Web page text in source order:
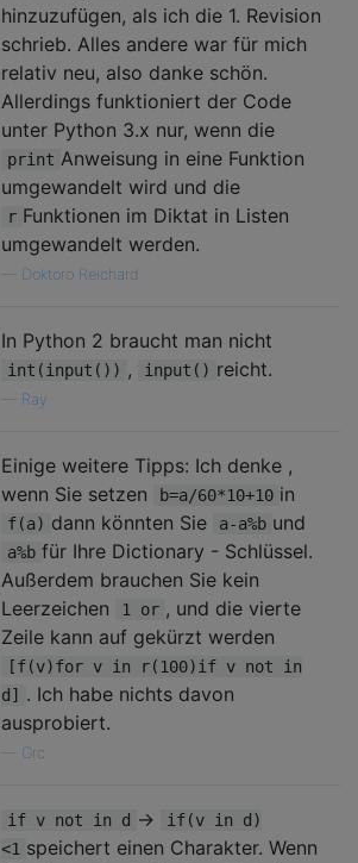
hinzuzufügen, als ich die 1. Revision
schrieb. Alles andere war für mich
relativ neu, also danke schön.
Allerdings funktioniert der Code
unter Python 3.x nur, wenn die
print Anweisung in eine Funktion
umgewandelt wird und die
r Funktionen im Diktat in Listen
umgewandelt werden.
Doktoro Reichard
In Python 2 braucht man nicht
int(input()) , input() reicht.
Ray
Einige weitere Tipps: Ich denke ,
wenn Sie setzen
b=a/60*10+10 in
f(a) dann könnten Sie a-a%b und
a%b für Ihre Dictionary - Schlüssel.
Außerdem brauchen Sie kein
Leerzeichen
1 or , und die vierte
Zeile kann auf gekürzt werden
[f(v)for v in r(100)if v not in
d]
. Ich habe nichts davon
ausprobiert.
Grc
if v not in d ->
if(v in d)
<1 speichert einen Charakter. Wenn